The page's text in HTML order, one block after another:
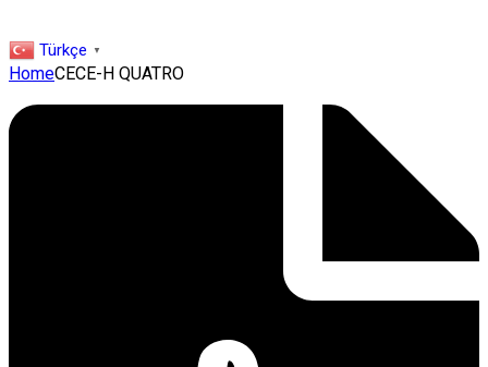
Türkçe ▼
HomeCECE-H QUATRO